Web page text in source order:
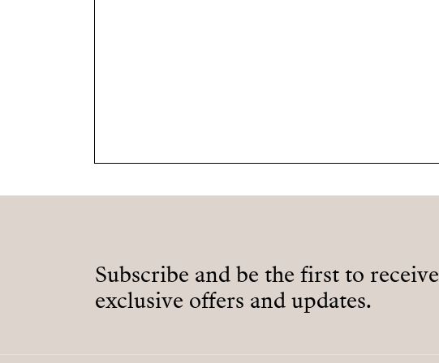
Subscribe and be the first to receive
exclusive offers and updates.